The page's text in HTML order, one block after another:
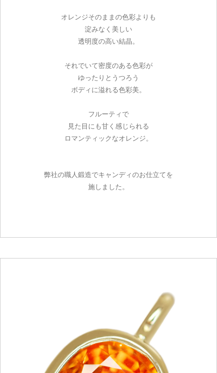
オレンジそのままの色彩よりも
淀みなく美しい
透明度の高い結晶。
それでいて密度のある色彩が
ゆったりとうつろう
ボディに溢れる色彩美。
フルーティで
見た目にも甘く感じられる
ロマンティックなオレンジ。
弊社の職人鍛造でキャンディのお仕立てを
施しました。